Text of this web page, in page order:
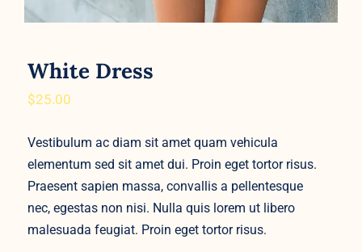
White Dress
$25.00
Vestibulum ac diam sit amet quam vehicula
elementum sed sit amet dui. Proin eget tortor risus.
Praesent sapien massa, convallis a pellentesque
nec, egestas non nisi. Nulla quis lorem ut libero
malesuada feugiat. Proin eget tortor risus.